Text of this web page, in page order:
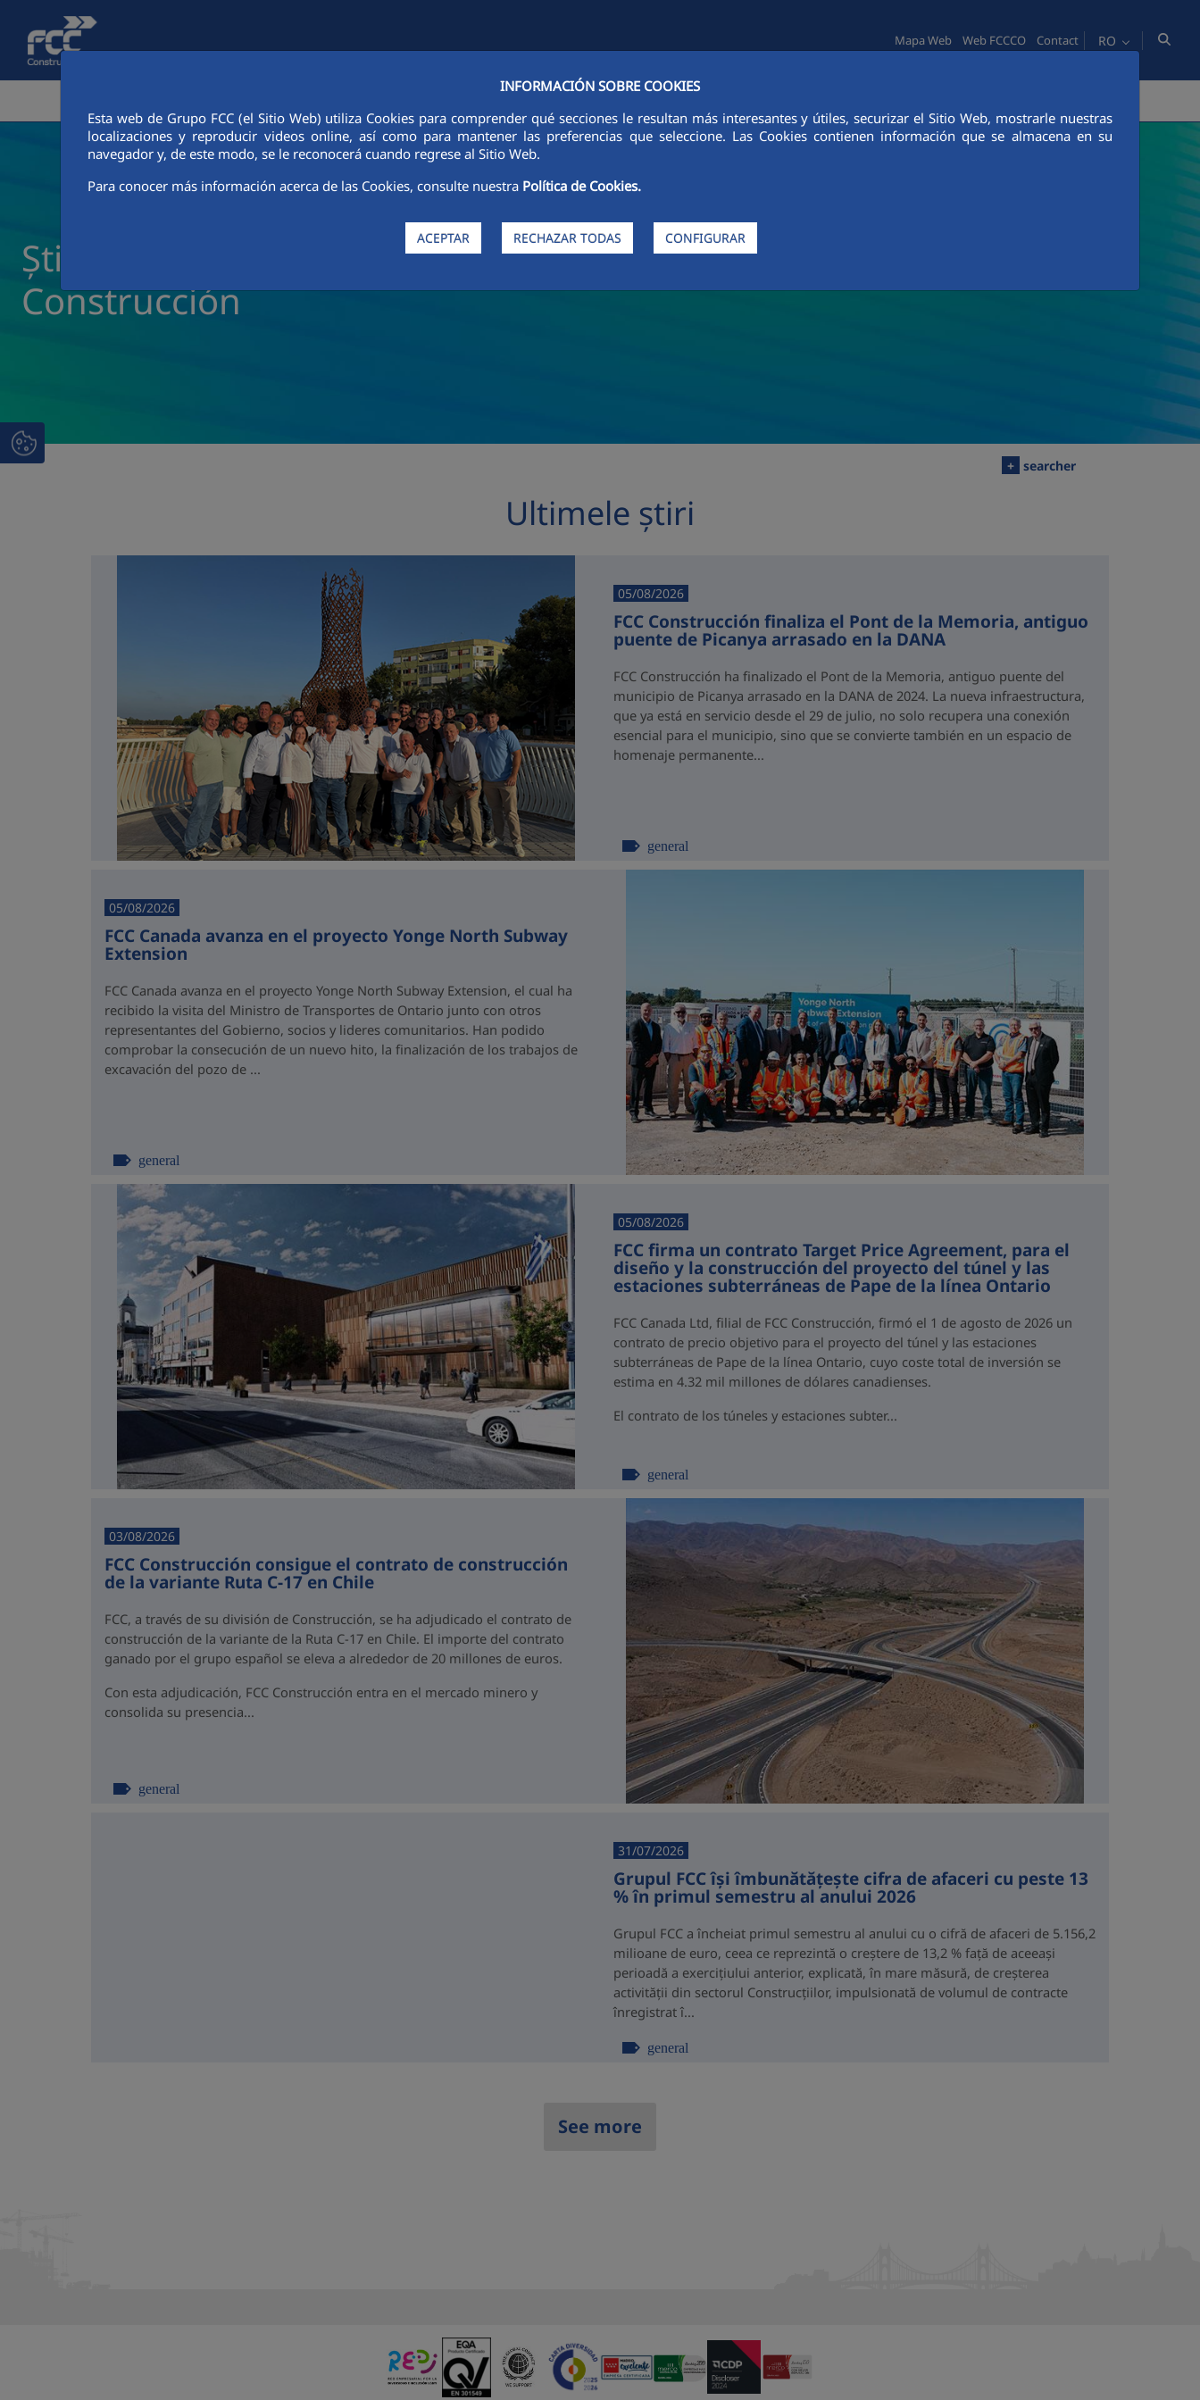
Skip to Main Content
INFORMACIÓN SOBRE COOKIES
Esta web de Grupo FCC (el Sitio Web) utiliza Cookies para comprender qué secciones le resultan más interesantes y útiles, securizar el Sitio Web, mostrarle nuestras
localizaciones y reproducir videos online, así como para mantener las preferencias que seleccione. Las Cookies contienen información que se almacena en su
navegador y, de este modo, se le reconocerá cuando regrese al Sitio Web.
Para conocer más información acerca de las Cookies, consulte nuestra Política de Cookies.
ACEPTAR RECHAZAR TODAS CONFIGURAR
Mapa Web Web FCCCO Contact RO
Știri și actualități FCC
Construcción
+ searcher
Ultimele știri
05/08/2026
FCC Construcción finaliza el Pont de la Memoria, antiguo
puente de Picanya arrasado en la DANA
FCC Construcción ha finalizado el Pont de la Memoria, antiguo puente del
municipio de Picanya arrasado en la DANA de 2024. La nueva infraestructura,
que ya está en servicio desde el 29 de julio, no solo recupera una conexión
esencial para el municipio, sino que se convierte también en un espacio de
homenaje permanente...
general
05/08/2026
FCC Canada avanza en el proyecto Yonge North Subway
Extension
FCC Canada avanza en el proyecto Yonge North Subway Extension, el cual ha
recibido la visita del Ministro de Transportes de Ontario junto con otros
representantes del Gobierno, socios y lideres comunitarios. Han podido
comprobar la consecución de un nuevo hito, la finalización de los trabajos de
excavación del pozo de ...
general
05/08/2026
FCC firma un contrato Target Price Agreement, para el
diseño y la construcción del proyecto del túnel y las
estaciones subterráneas de Pape de la línea Ontario
FCC Canada Ltd, filial de FCC Construcción, firmó el 1 de agosto de 2026 un
contrato de precio objetivo para el proyecto del túnel y las estaciones
subterráneas de Pape de la línea Ontario, cuyo coste total de inversión se
estima en 4.32 mil millones de dólares canadienses.
El contrato de los túneles y estaciones subter...
general
03/08/2026
FCC Construcción consigue el contrato de construcción
de la variante Ruta C-17 en Chile
FCC, a través de su división de Construcción, se ha adjudicado el contrato de
construcción de la variante de la Ruta C-17 en Chile. El importe del contrato
ganado por el grupo español se eleva a alrededor de 20 millones de euros.
Con esta adjudicación, FCC Construcción entra en el mercado minero y
consolida su presencia...
general
31/07/2026
Grupul FCC își îmbunătățește cifra de afaceri cu peste 13
% în primul semestru al anului 2026
Grupul FCC a încheiat primul semestru al anului cu o cifră de afaceri de 5.156,2
milioane de euro, ceea ce reprezintă o creștere de 13,2 % față de aceeași
perioadă a exercițiului anterior, explicată, în mare măsură, de creșterea
activității din sectorul Construcțiilor, impulsionată de volumul de contracte
înregistrat î...
general
See more